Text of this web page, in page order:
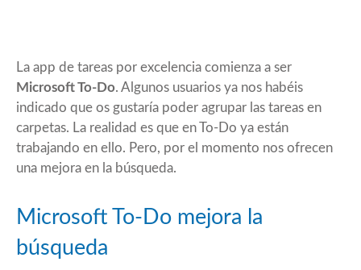
La app de tareas por excelencia comienza a ser
Microsoft To-Do. Algunos usuarios ya nos habéis
indicado que os gustaría poder agrupar las tareas en
carpetas. La realidad es que en To-Do ya están
trabajando en ello. Pero, por el momento nos ofrecen
una mejora en la búsqueda.
Microsoft To-Do mejora la
búsqueda